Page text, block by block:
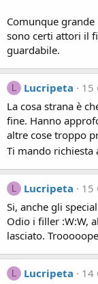
Comunque
sono certi attori il
guardabile.
L Lucripeta
15
La cosa strana è
fine. Hanno
altre cose troppo
Ti mando richiesta
L Lucripeta
15
Si, anche gli
Odio i filler :W:W,
lasciato.
L Lucripeta
14